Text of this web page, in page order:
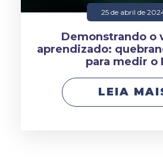
25 de abril de
Demonstrando o
aprendizado:
para medir o
LEIA